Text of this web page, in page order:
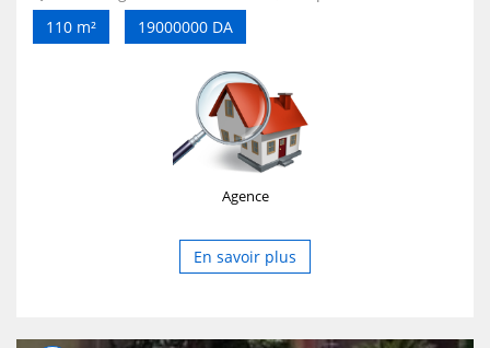
*Situation juridique: acte Pour plus d'informations ou
réservations, veuillez nous contacter aux: 034 81 81 95 /
110 m² 19000000 DA
Agence
En savoir plus